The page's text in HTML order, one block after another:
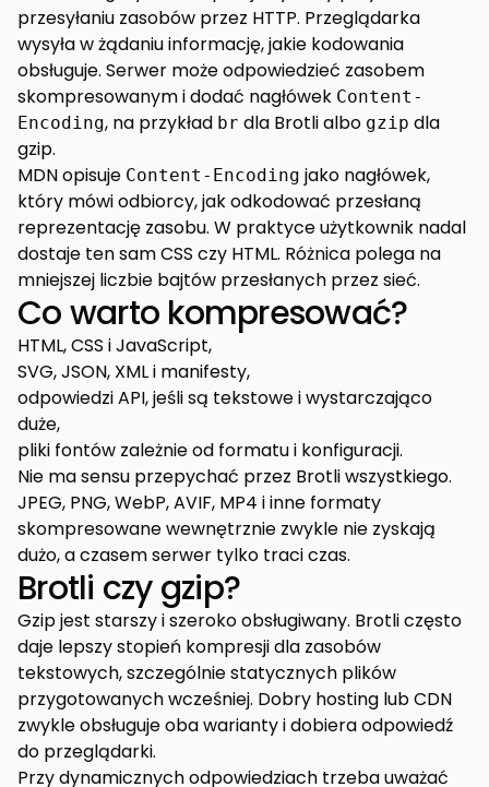
przesyłaniu zasobów przez HTTP. Przeglądarka
wysyła w żądaniu informację, jakie kodowania
obsługuje. Serwer może odpowiedzieć zasobem
skompresowanym i dodać nagłówek Content-
Encoding, na przykład br dla Brotli albo gzip dla
gzip.
MDN opisuje Content-Encoding jako nagłówek,
który mówi odbiorcy, jak odkodować przesłaną
reprezentację zasobu. W praktyce użytkownik nadal
dostaje ten sam CSS czy HTML. Różnica polega na
mniejszej liczbie bajtów przesłanych przez sieć.
Co warto kompresować?
HTML, CSS i JavaScript,
SVG, JSON, XML i manifesty,
odpowiedzi API, jeśli są tekstowe i wystarczająco
duże,
pliki fontów zależnie od formatu i konfiguracji.
Nie ma sensu przepychać przez Brotli wszystkiego.
JPEG, PNG, WebP, AVIF, MP4 i inne formaty
skompresowane wewnętrznie zwykle nie zyskają
dużo, a czasem serwer tylko traci czas.
Brotli czy gzip?
Gzip jest starszy i szeroko obsługiwany. Brotli często
daje lepszy stopień kompresji dla zasobów
tekstowych, szczególnie statycznych plików
przygotowanych wcześniej. Dobry hosting lub CDN
zwykle obsługuje oba warianty i dobiera odpowiedź
do przeglądarki.
Przy dynamicznych odpowiedziach trzeba uważać